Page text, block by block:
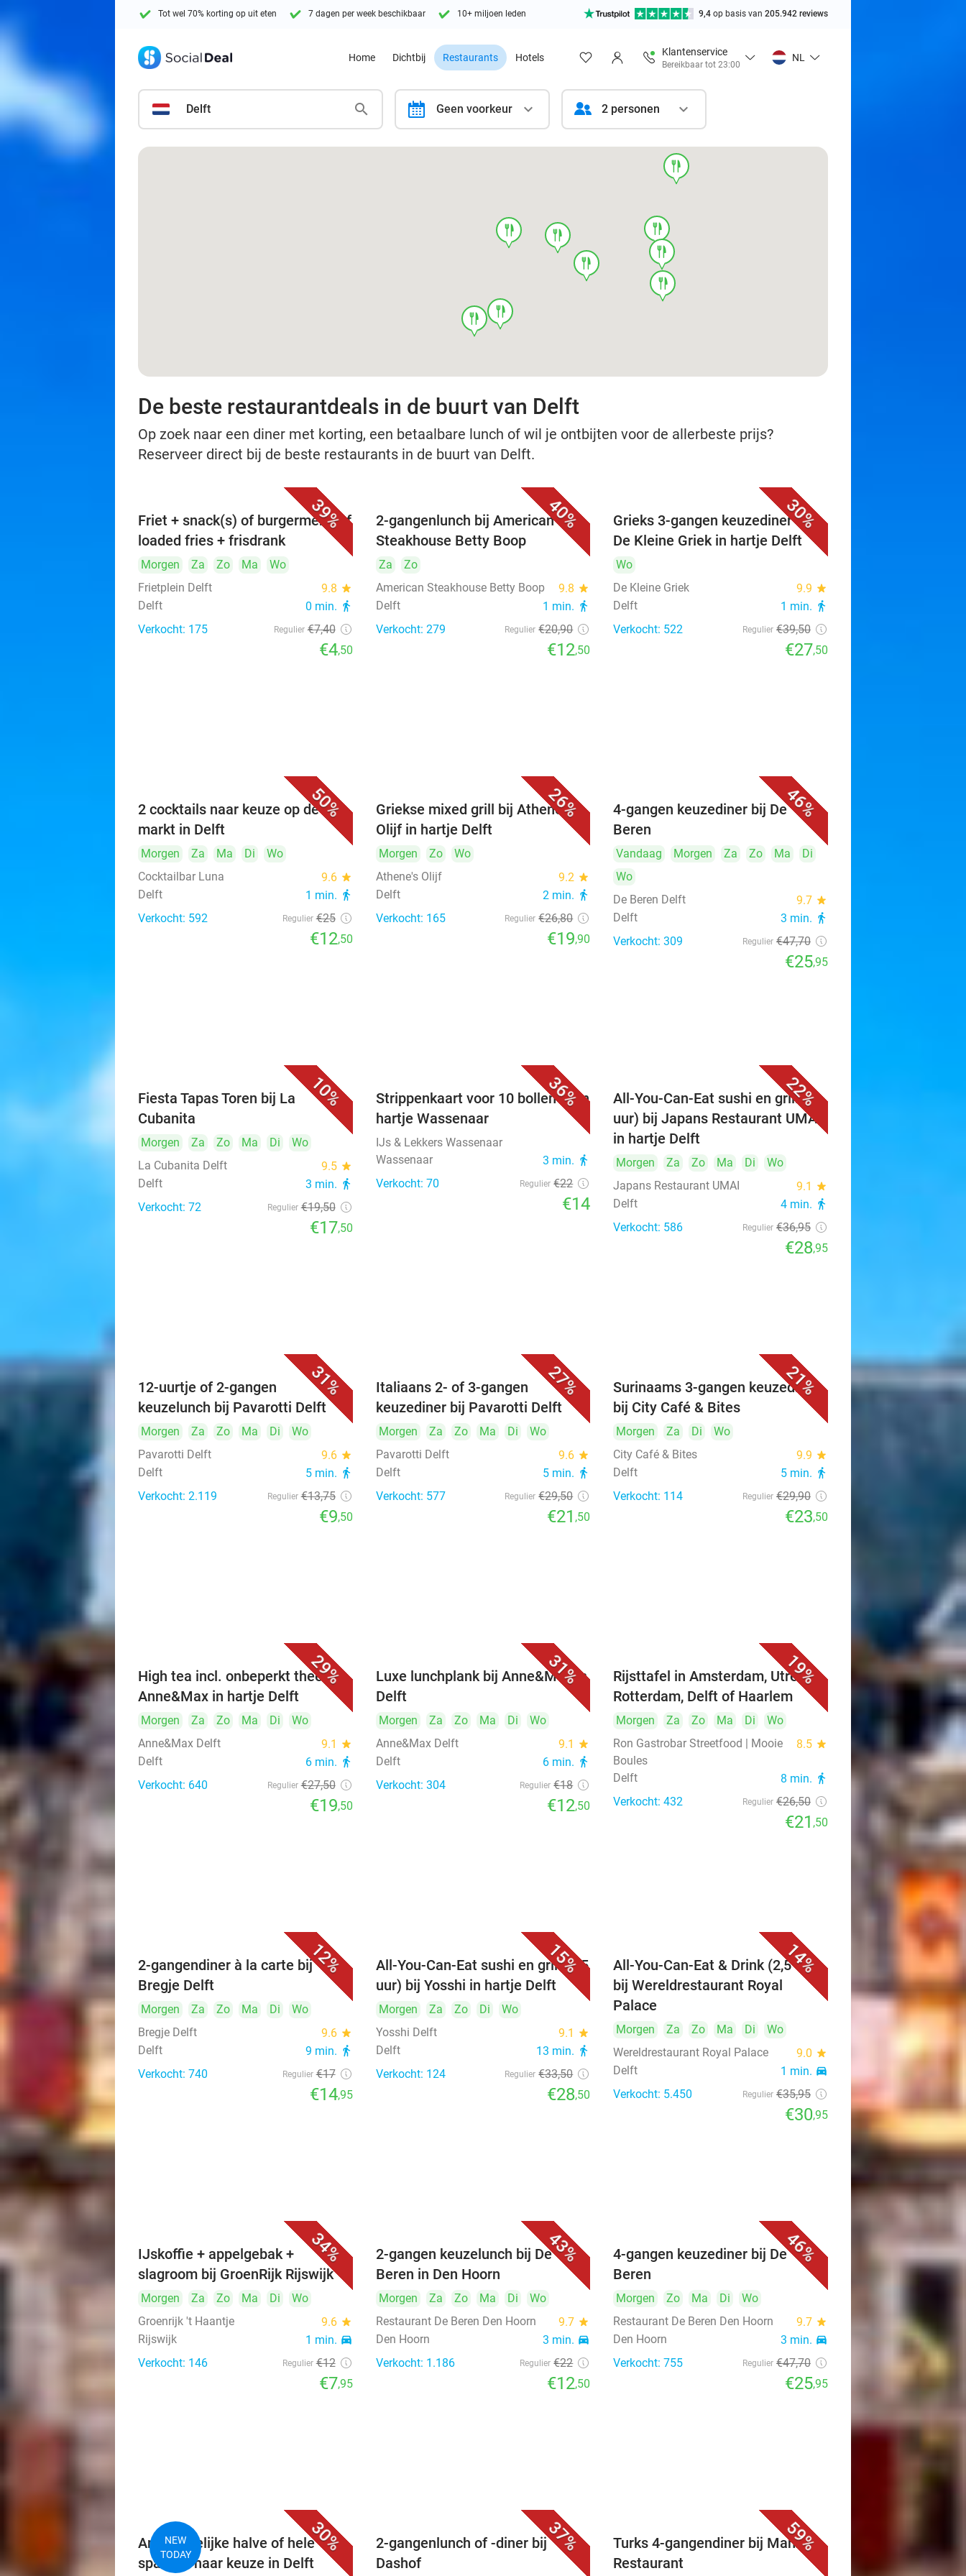
Tot wel 70% korting op uit eten 7 dagen per week beschikbaar 10+ miljoen leden 9,4 op basis van 205.942 reviews
Home Dichtbij Restaurants Hotels
Klantenservice
Bereikbaar tot 23:00
NL
Delft calendar Geen voorkeur 2 personen
food
food
food
food
food
food
food
food
food
De beste restaurantdeals in de buurt van Delft
Op zoek naar een diner met korting, een betaalbare lunch of wil je ontbijten voor de allerbeste prijs?
Reserveer direct bij de beste restaurants in de buurt van Delft.
39%
Friet + snack(s) of burgermenu of
loaded fries + frisdrank
Morgen Za Zo Ma
Wo
Frietplein Delft
9.8 star
Delft 0 min. directions_walk
Verkocht: 175 Regulier €7,40
€4,50
40%
2-gangenlunch bij American
Steakhouse Betty Boop
Za
Zo
American Steakhouse Betty Boop
9.8 star
Delft 1 min. directions_walk
Verkocht: 279 Regulier €20,90
€12,50
30%
Grieks 3-gangen keuzediner bij
De Kleine Griek in hartje Delft
Wo
De Kleine Griek
9.9 star
Delft 1 min. directions_walk
Verkocht: 522 Regulier €39,50
€27,50
50%
2 cocktails naar keuze op de
markt in Delft
Morgen Za Ma Di
Wo
Cocktailbar Luna
9.6 star
Delft 1 min. directions_walk
Verkocht: 592 Regulier €25
€12,50
26%
Griekse mixed grill bij Athene's
Olijf in hartje Delft
Morgen Zo
Wo
Athene's Olijf
9.2 star
Delft 2 min. directions_walk
Verkocht: 165 Regulier €26,80
€19,90
46%
4-gangen keuzediner bij De
Beren
Vandaag Morgen Za Zo Ma
Di
Wo
De Beren Delft
9.7 star
Delft 3 min. directions_walk
Verkocht: 309 Regulier €47,70
€25,95
10%
Fiesta Tapas Toren bij La
Cubanita
Morgen Za Zo Ma Di
Wo
La Cubanita Delft
9.5 star
Delft 3 min. directions_walk
Verkocht: 72 Regulier €19,50
€17,50
36%
Strippenkaart voor 10 bollen ijs in
hartje Wassenaar
IJs & Lekkers Wassenaar
Wassenaar
3 min. directions_walk
Verkocht: 70 Regulier €22
€14
22%
All-You-Can-Eat sushi en grill (3
uur) bij Japans Restaurant UMAI
in hartje Delft
Morgen Za Zo Ma Di
Wo
Japans Restaurant UMAI
9.1 star
Delft 4 min. directions_walk
Verkocht: 586 Regulier €36,95
€28,95
31%
12-uurtje of 2-gangen
keuzelunch bij Pavarotti Delft
Morgen Za Zo Ma Di
Wo
Pavarotti Delft
9.6 star
Delft 5 min. directions_walk
Verkocht: 2.119 Regulier €13,75
€9,50
27%
Italiaans 2- of 3-gangen
keuzediner bij Pavarotti Delft
Morgen Za Zo Ma Di
Wo
Pavarotti Delft
9.6 star
Delft 5 min. directions_walk
Verkocht: 577 Regulier €29,50
€21,50
21%
Surinaams 3-gangen keuzediner
bij City Café & Bites
Morgen Za Di
Wo
City Café & Bites
9.9 star
Delft 5 min. directions_walk
Verkocht: 114 Regulier €29,90
€23,50
29%
High tea incl. onbeperkt thee bij
Anne&Max in hartje Delft
Morgen Za Zo Ma Di
Wo
Anne&Max Delft
9.1 star
Delft 6 min. directions_walk
Verkocht: 640 Regulier €27,50
€19,50
31%
Luxe lunchplank bij Anne&Max in
Delft
Morgen Za Zo Ma Di
Wo
Anne&Max Delft
9.1 star
Delft 6 min. directions_walk
Verkocht: 304 Regulier €18
€12,50
19%
Rijsttafel in Amsterdam, Utrecht,
Rotterdam, Delft of Haarlem
Morgen Za Zo Ma Di
Wo
Ron Gastrobar Streetfood | Mooie
Boules
8.5 star
Delft 8 min. directions_walk
Verkocht: 432 Regulier €26,50
€21 ,50
12%
2-gangendiner à la carte bij
Bregje Delft
Morgen Za Zo Ma Di
Wo
Bregje Delft
9.6 star
Delft 9 min. directions_walk
Verkocht: 740 Regulier €17
€14,95
15%
All-You-Can-Eat sushi en grill (2,5
uur) bij Yosshi in hartje Delft
Morgen Za Zo Di
Wo
Yosshi Delft
9.1 star
Delft 13 min. directions_walk
Verkocht: 124 Regulier €33,50
€28,50
14%
All-You-Can-Eat & Drink (2,5 uur)
bij Wereldrestaurant Royal
Palace
Morgen Za Zo Ma Di
Wo
Wereldrestaurant Royal Palace
9.0 star
Delft 1 min. directions_car
Verkocht: 5.450 Regulier €35,95
€30,95
34%
IJskoffie + appelgebak +
slagroom bij GroenRijk Rijswijk
Morgen Za Zo Ma Di
Wo
Groenrijk 't Haantje
9.6 star
Rijswijk 1 min. directions_car
Verkocht: 146 Regulier €12
€7,95
43%
2-gangen keuzelunch bij De
Beren in Den Hoorn
Morgen Za Zo Ma Di
Wo
Restaurant De Beren Den Hoorn
9.7 star
Den Hoorn 3 min. directions_car
Verkocht: 1.186 Regulier €22
€12,50
46%
4-gangen keuzediner bij De
Beren
Morgen Zo Ma Di
Wo
Restaurant De Beren Den Hoorn
9.7 star
Den Hoorn 3 min. directions_car
Verkocht: 755 Regulier €47,70
€25,95
30%
NEW
TODAY
Ambachtelijke halve of hele
sparerib naar keuze in Delft
37%
2-gangenlunch of -diner bij
Dashof
59%
Turks 4-gangendiner bij Mahzen
Restaurant